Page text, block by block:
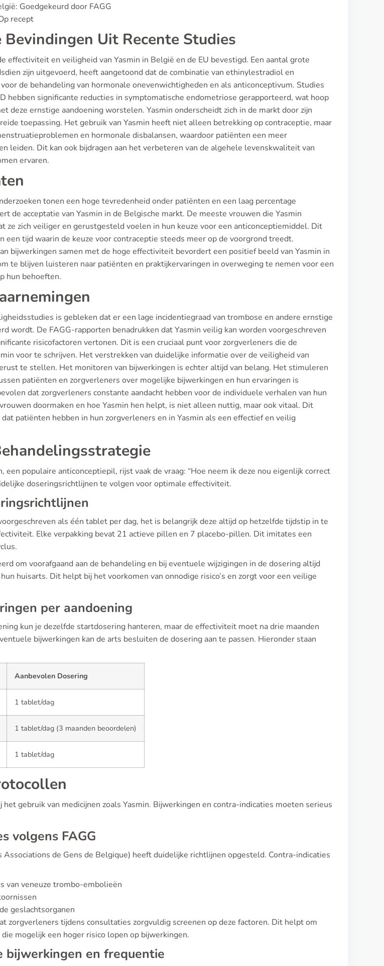
Goedgekeurd door FAGG
recept
Uit Recente Studies
effectiviteit en veiligheid van Yasmin in België en de EU bevestigd. Een aantal grote
zijn uitgevoerd, heeft aangetoond dat de combinatie van ethinylestradiol en
de behandeling van hormonale onevenwichtigheden en als anticonceptivum. Studies
hebben significante reducties in symptomatische endometriose gerapporteerd, wat hoop
deze ernstige aandoening worstelen. Yasmin onderscheidt zich in de markt door zijn
toepassing. Het gebruik van Yasmin heeft niet alleen betrekking op contraceptie, maar
en hormonale disbalansen, waardoor patiënten een meer
leiden. Dit kan ook bijdragen aan het verbeteren van de algehele levenskwaliteit van
ervaren.
tonen een hoge tevredenheid onder patiënten en een laag percentage
de acceptatie van Yasmin in de Belgische markt. De meeste vrouwen die Yasmin
ze zich veiliger en gerustgesteld voelen in hun keuze voor een anticonceptiemiddel. Dit
een tijd waarin de keuze voor contraceptie steeds meer op de voorgrond treedt.
bijwerkingen samen met de hoge effectiviteit bevordert een positief beeld van Yasmin in
te blijven luisteren naar patiënten en praktijkervaringen in overweging te nemen voor een
hun behoeften.
is gebleken dat er een lage incidentiegraad van trombose en andere ernstige
wordt. De FAGG-rapporten benadrukken dat Yasmin veilig kan worden voorgeschreven
risicofactoren vertonen. Dit is een cruciaal punt voor zorgverleners die de
voor te schrijven. Het verstrekken van duidelijke informatie over de veiligheid van
te stellen. Het monitoren van bijwerkingen is echter altijd van belang. Het stimuleren
patiënten en zorgverleners over mogelijke bijwerkingen en hun ervaringen is
dat zorgverleners constante aandacht hebben voor de individuele verhalen van hun
doormaken en hoe Yasmin hen helpt, is niet alleen nuttig, maar ook vitaal. Dit
patiënten hebben in hun zorgverleners en in Yasmin als een effectief en veilig
een populaire anticonceptiepil, rijst vaak de vraag: “Hoe neem ik deze nou eigenlijk correct
doseringsrichtlijnen te volgen voor optimale effectiviteit.
als één tablet per dag, het is belangrijk deze altijd op hetzelfde tijdstip in te
Elke verpakking bevat 21 actieve pillen en 7 placebo-pillen. Dit imitates een
om voorafgaand aan de behandeling en bij eventuele wijzigingen in de dosering altijd
huisarts. Dit helpt bij het voorkomen van onnodige risico’s en zorgt voor een veilige
per aandoening
kun je dezelfde startdosering hanteren, maar de effectiviteit moet na drie maanden
bijwerkingen kan de arts besluiten de dosering aan te passen. Hieronder staan
Aanbevolen Dosering
1 tablet/dag
1 tablet/dag (3 maanden beoordelen)
1 tablet/dag
gebruik van medicijnen zoals Yasmin. Bijwerkingen en contra-indicaties moeten serieus
volgens FAGG
Associations de Gens de Belgique) heeft duidelijke richtlijnen opgesteld. Contra-indicaties
van veneuze trombo-embolieën
geslachtsorganen
zorgverleners tijdens consultaties zorgvuldig screenen op deze factoren. Dit helpt om
mogelijk een hoger risico lopen op bijwerkingen.
bijwerkingen en frequentie